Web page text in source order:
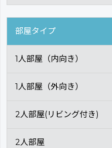
部屋タイプ
1人部屋（内向き）
1人部屋（外向き）
2人部屋(リビング付き)
2人部屋